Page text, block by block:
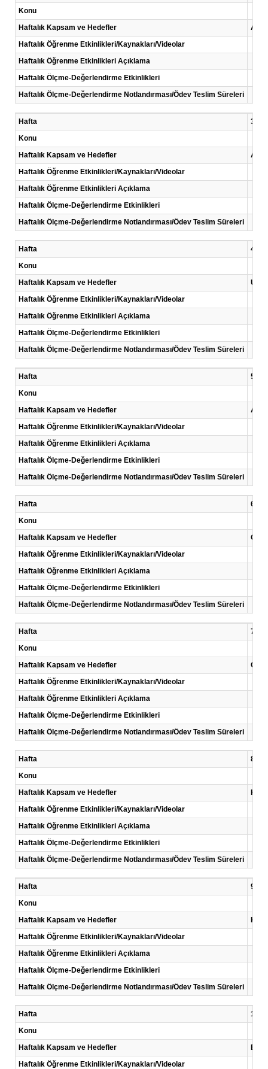
Konu
Haftalık Kapsam ve Hedefler
Haftalık Öğrenme Etkinlikleri/Kaynakları/Videolar
Haftalık Öğrenme Etkinlikleri Açıklama
Haftalık Ölçme-Değerlendirme Etkinlikleri
Haftalık Ölçme-Değerlendirme Notlandırması/Ödev Teslim Süreleri
Hafta
3
Konu
Haftalık Kapsam ve Hedefler
Haftalık Öğrenme Etkinlikleri/Kaynakları/Videolar
Haftalık Öğrenme Etkinlikleri Açıklama
Haftalık Ölçme-Değerlendirme Etkinlikleri
Haftalık Ölçme-Değerlendirme Notlandırması/Ödev Teslim Süreleri
Hafta
4
Konu
Haftalık Kapsam ve Hedefler
Haftalık Öğrenme Etkinlikleri/Kaynakları/Videolar
Haftalık Öğrenme Etkinlikleri Açıklama
Haftalık Ölçme-Değerlendirme Etkinlikleri
Haftalık Ölçme-Değerlendirme Notlandırması/Ödev Teslim Süreleri
Hafta
5
Konu
Haftalık Kapsam ve Hedefler
Haftalık Öğrenme Etkinlikleri/Kaynakları/Videolar
Haftalık Öğrenme Etkinlikleri Açıklama
Haftalık Ölçme-Değerlendirme Etkinlikleri
Haftalık Ölçme-Değerlendirme Notlandırması/Ödev Teslim Süreleri
Hafta
6
Konu
Haftalık Kapsam ve Hedefler
Haftalık Öğrenme Etkinlikleri/Kaynakları/Videolar
Haftalık Öğrenme Etkinlikleri Açıklama
Haftalık Ölçme-Değerlendirme Etkinlikleri
Haftalık Ölçme-Değerlendirme Notlandırması/Ödev Teslim Süreleri
Hafta
7
Konu
Haftalık Kapsam ve Hedefler
Haftalık Öğrenme Etkinlikleri/Kaynakları/Videolar
Haftalık Öğrenme Etkinlikleri Açıklama
Haftalık Ölçme-Değerlendirme Etkinlikleri
Haftalık Ölçme-Değerlendirme Notlandırması/Ödev Teslim Süreleri
Hafta
8
Konu
Haftalık Kapsam ve Hedefler
Haftalık Öğrenme Etkinlikleri/Kaynakları/Videolar
Haftalık Öğrenme Etkinlikleri Açıklama
Haftalık Ölçme-Değerlendirme Etkinlikleri
Haftalık Ölçme-Değerlendirme Notlandırması/Ödev Teslim Süreleri
Hafta
9
Konu
Haftalık Kapsam ve Hedefler
Haftalık Öğrenme Etkinlikleri/Kaynakları/Videolar
Haftalık Öğrenme Etkinlikleri Açıklama
Haftalık Ölçme-Değerlendirme Etkinlikleri
Haftalık Ölçme-Değerlendirme Notlandırması/Ödev Teslim Süreleri
Hafta
10
Konu
Haftalık Kapsam ve Hedefler
Haftalık Öğrenme Etkinlikleri/Kaynakları/Videolar